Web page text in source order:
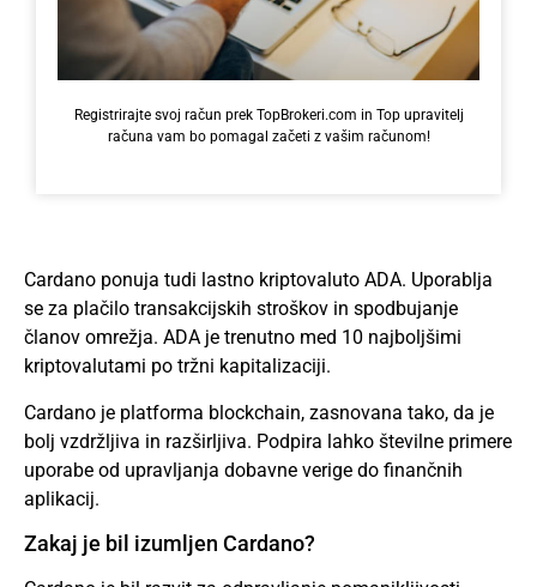
Registrirajte svoj račun prek TopBrokeri.com in Top upravitelj
računa vam bo pomagal začeti z vašim računom!
Cardano ponuja tudi lastno kriptovaluto ADA. Uporablja
se za plačilo transakcijskih stroškov in spodbujanje
članov omrežja. ADA je trenutno med 10 najboljšimi
kriptovalutami po tržni kapitalizaciji.
Cardano je platforma blockchain, zasnovana tako, da je
bolj vzdržljiva in razširljiva. Podpira lahko številne primere
uporabe od upravljanja dobavne verige do finančnih
aplikacij.
Zakaj je bil izumljen Cardano?